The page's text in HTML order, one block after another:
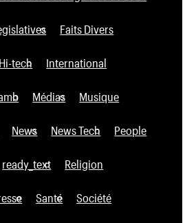
Faits Divers
Hi-tech International
Médias Musique
News News Tech People
ready_text Religion
Santé Société